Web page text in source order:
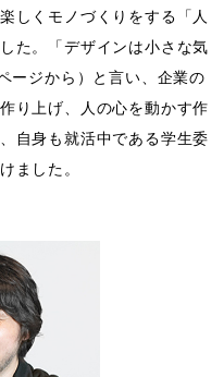
しくモノづくりをする「人
た。「デザインは小さな気
ージから）と言い、企業の
り上げ、人の心を動かす作
自身も就活中である学生委
ました。